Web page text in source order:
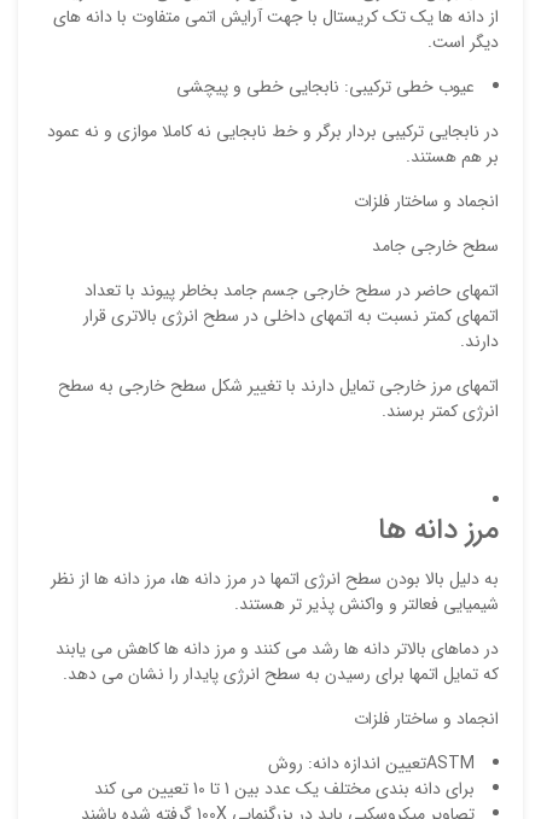
از دانه ها یک تک کریستال با جهت آرایش اتمی متفاوت با دانه های
دیگر است.
عیوب خطی ترکیبی: نابجایی خطی و پیچشی
در نابجایی ترکیبی بردار برگر و خط نابجایی نه کاملا موازی و نه عمود
بر هم هستند.
انجماد و ساختار فلزات
سطح خارجی جامد
اتمهای حاضر در سطح خارجی جسم جامد بخاطر پیوند با تعداد
اتمهای کمتر نسبت به اتمهای داخلی در سطح انرژی بالاتری قرار
دارند.
اتمهای مرز خارجی تمایل دارند با تغییر شکل سطح خارجی به سطح
انرژی کمتر برسند.
مرز دانه ها
به دلیل بالا بودن سطح انرژی اتمها در مرز دانه ها،‌ مرز دانه ها از نظر
شیمیایی فعالتر و واکنش پذیر تر هستند.
در دماهای بالاتر دانه ها رشد می کنند و مرز دانه ها کاهش می یابند
که تمایل اتمها برای رسیدن به سطح انرژی پایدار را نشان می دهد.
انجماد و ساختار فلزات
ASTMتعیین اندازه دانه: روش
برای دانه بندی مختلف یک عدد بین 1 تا 10 تعیین می کند